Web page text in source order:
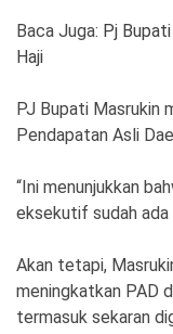
Baca Juga: Pj
Haji
PJ Bupati Masrukin
Pendapatan Asli
“Ini menunjukkan
eksekutif sudah ada
Akan tetapi,
meningkatkan PAD
termasuk sekaran